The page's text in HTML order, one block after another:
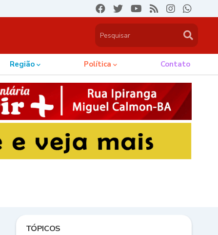
Região Política Contato
TÓPICOS